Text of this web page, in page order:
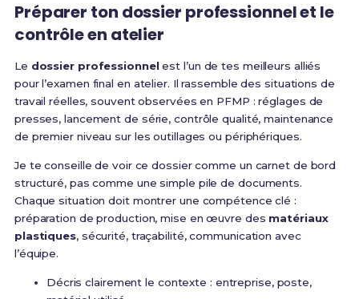
Préparer ton dossier professionnel et le
contrôle en atelier
Le dossier professionnelest l’un de tes meilleurs alliés
pour l’examen final en atelier. Il rassemble des situations de
travail réelles, souvent observées en PFMP : réglages de
presses, lancement de série, contrôle qualité, maintenance
de premier niveau sur les outillages ou périphériques.
Je te conseille de voir ce dossier comme un carnet de bord
structuré, pas comme une simple pile de documents.
Chaque situation doit montrer une compétence clé :
préparation de production, mise en œuvre des matériaux
plastiques, sécurité, traçabilité, communication avec
l’équipe.
Décris clairement le contexte : entreprise, poste,